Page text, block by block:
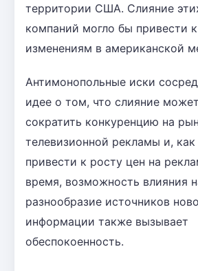
территории США. Слияние
компаний могло бы привести
изменениям в американской
Антимонопольные иски
идее о том, что слияние
сократить конкуренцию на
телевизионной рекламы и, как
привести к росту цен на
время, возможность влияния
разнообразие источников
информации также вызывает
обеспокоенность.